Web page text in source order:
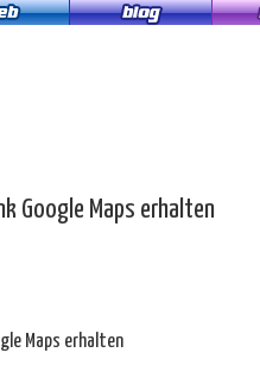
Google Maps erhalten
Maps erhalten